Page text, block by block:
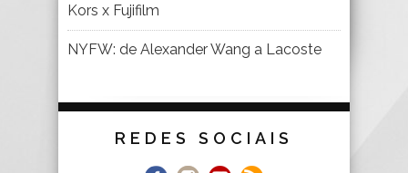
Kors x Fujifilm
NYFW: de Alexander Wang a Lacoste
REDES SOCIAIS